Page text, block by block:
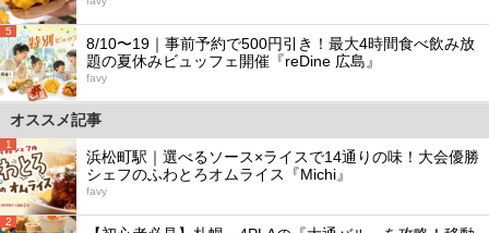
5
8/10〜19｜事前予約で500円引き！最大4時間食べ飲み放
題の夏休みビュッフェ開催『reDine 広島』
favy
オススメ記事
1
浜松町駅｜選べるソース×ライスで14通りの味！大会優勝
シェフのふわとろオムライス『Michi』
favy
2